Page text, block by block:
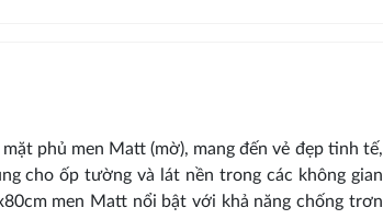
phủ men Matt (mờ), mang đến vẻ đẹp tinh tế,
cho ốp tường và lát nền trong các không gian
men Matt nổi bật với khả năng chống trơn